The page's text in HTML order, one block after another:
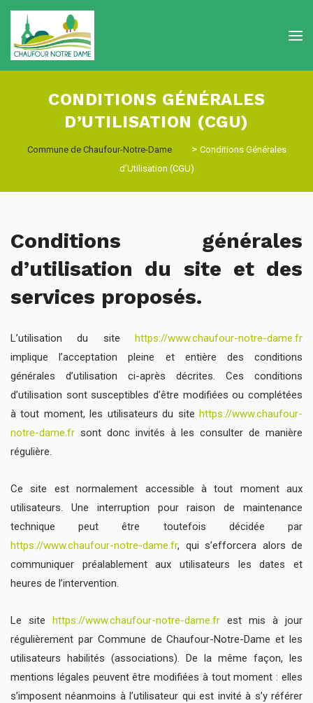
CONDITIONS GÉNÉRALES
D’UTILISATION (CGU)
Commune de Chaufour-Notre-Dame > Conditions Générales
d’Utilisation (CGU)
Conditions générales
d’utilisation du site et des
services proposés.
L’utilisation du site https://www.chaufour-notre-dame.fr
implique l’acceptation pleine et entière des conditions
générales d’utilisation ci-après décrites. Ces conditions
d’utilisation sont susceptibles d’être modifiées ou complétées
à tout moment, les utilisateurs du site https://www.chaufour-
notre-dame.fr sont donc invités à les consulter de manière
régulière.
Ce site est normalement accessible à tout moment aux
utilisateurs. Une interruption pour raison de maintenance
technique peut être toutefois décidée par
https://www.chaufour-notre-dame.fr, qui s’efforcera alors de
communiquer préalablement aux utilisateurs les dates et
heures de l’intervention.
Le site https://www.chaufour-notre-dame.fr est mis à jour
régulièrement par Commune de Chaufour-Notre-Dame et les
utilisateurs habilités (associations). De la même façon, les
mentions légales peuvent être modifiées à tout moment : elles
s’imposent néanmoins à l’utilisateur qui est invité à s’y référer